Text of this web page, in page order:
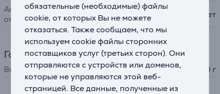
обязательные (необходимые) файлы
cookie, от которых Вы не можете
отказаться. Также сообщаем, что мы
используем cookie файлы сторонних
поставщиков услуг (третьих сторон). Они
отправляются с устройств или доменов,
которые не управляются этой веб-
страницей. Все данные, полученные из
Автоматическое
отключение
Нет
Габариты
Вес 560 г